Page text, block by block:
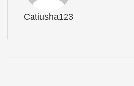
Catiusha123